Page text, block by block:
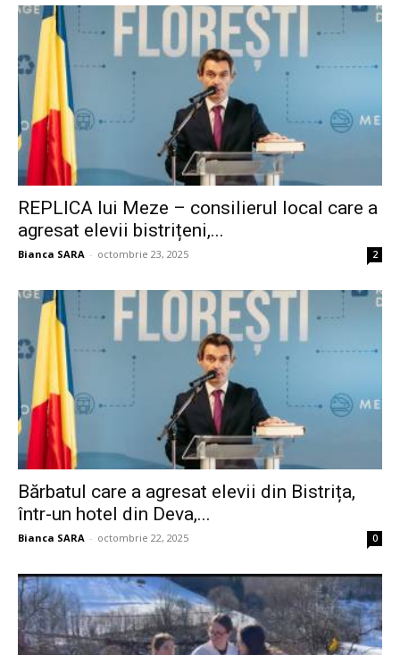
REPLICA lui Meze – consilierul local care a
agresat elevii bistrițeni,...
Bianca SARA - octombrie 23, 2025 2
Bărbatul care a agresat elevii din Bistrița,
într-un hotel din Deva,...
Bianca SARA - octombrie 22, 2025 0